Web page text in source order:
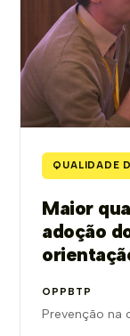
QUALIDADE
Maior
adoção
OPPBTP
Prevenção na